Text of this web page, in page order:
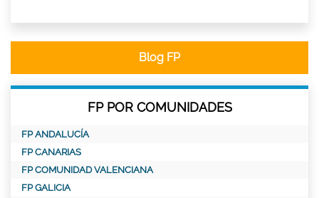
Blog FP
FP POR COMUNIDADES
FP ANDALUCÍA
FP CANARIAS
FP COMUNIDAD VALENCIANA
FP GALICIA